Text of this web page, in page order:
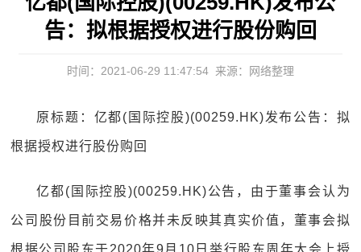
告：拟根据授权进行股份购回
时间：2021-06-29 11:47:54 来源：网络整理
原标题：亿都(国际控股)(00259.HK)发布公告：拟
根据授权进行股份购回
亿都(国际控股)(00259.HK)公告，由于董事会认为
公司股份目前交易价格并未反映其真实价值，董事会拟
根据公司股东于2020年9月10日举行股东周年大会上授